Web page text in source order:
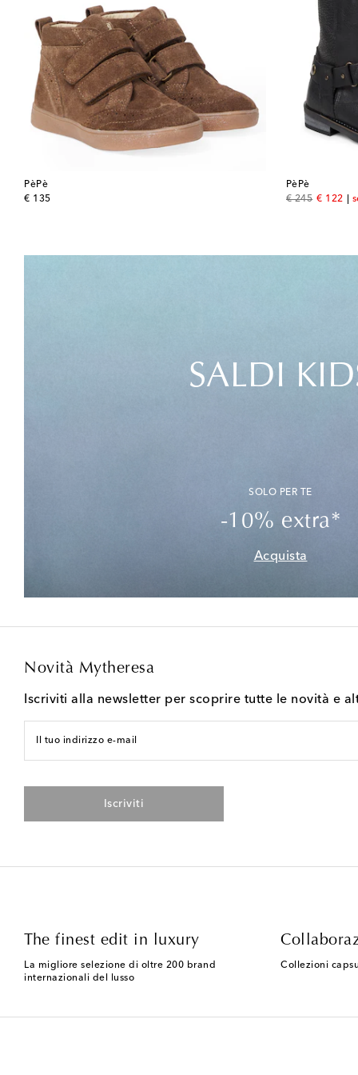
PèPè
€ 135
original price
PèPè
€ 245
original price
€ 122
SALDI
SOLO PER TE
-10% extra*
Acquista
Novità Mytheresa
Iscriviti alla newsletter per scoprire tutte le novità e
Il tuo indirizzo e-mail
Iscriviti
The finest edit in luxury
La migliore selezione di oltre 200 brand
internazionali del lusso
Collezioni